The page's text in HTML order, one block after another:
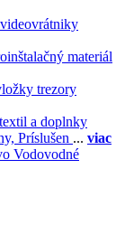
materiál
trezory
a doplnky
Príslušen ... viac
Vodovodné